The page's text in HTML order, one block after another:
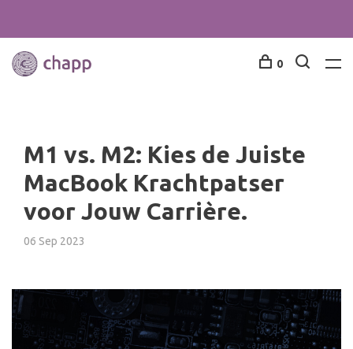
0
M1 vs. M2: Kies de Juiste
MacBook Krachtpatser
voor Jouw Carrière.
06 Sep 2023